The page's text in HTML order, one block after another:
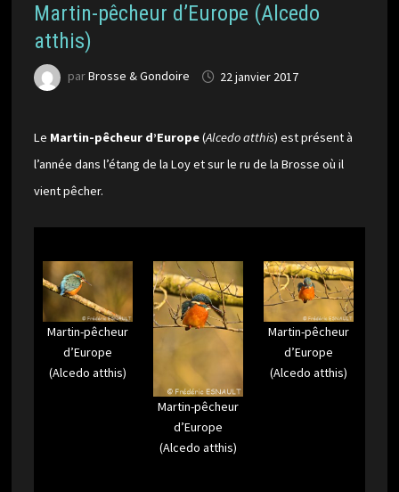
Martin-pêcheur d’Europe (Alcedo
atthis)
parBrosse & Gondoire 22 janvier 2017
Le Martin-pêcheur d’Europe(Alcedo atthis) est présent à
l’année dans l’étang de la Loy et sur le ru de la Brosse où il
vient pêcher.
Martin-pêcheur
d’Europe
(Alcedo atthis)
Martin-pêcheur
d’Europe
(Alcedo atthis)
Martin-pêcheur
d’Europe
(Alcedo atthis)